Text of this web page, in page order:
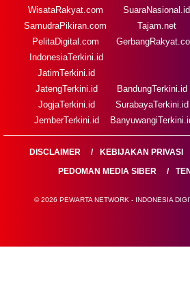
WisataRakyat.com
SamudraPikiran.com
PelitaDigital.com
SuaraNasional.id
Tajam.net
IndonesiaTerkini.id
JatimTerkini.id
JatengTerkini.id
JogjaTerkini.id
JemberTerkini.id
BandungTerkini.id
SurabayaTerkini.id
DISCLAIMER KEBIJAKAN PRIVASI
PEDOMAN MEDIA SIBER
© 2026 PEWARTA NETWORK - INDONESIA